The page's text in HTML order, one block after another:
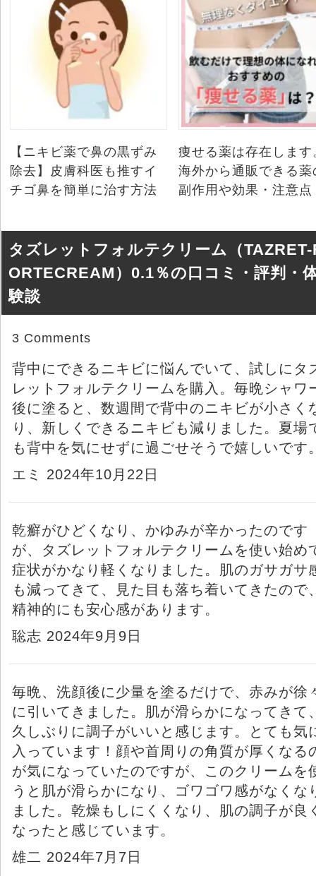
【ニキビ薬で鼻の黒ずみ
除去】皮膚科医も推すイ
チゴ鼻を簡単に治す方法
痩せる薬は存在します
海外から通販できる薬
副作用や効果・注意点
タズレットフォルテクリーム（TAZRET-
ORTECREAM）0.1％の口コミ・評判・
験談
3 Comments
背中にできるニキビに悩んでいて、試しにタ
レットフォルテクリームを購入。毎晩シャワ
後に塗ると、数週間で背中のニキビが小さく
り、新しくできるニキビも減りました。夏場
も背中を気にせずに過ごせそうで嬉しいです
エミ 2024年10月22日
乾癬がひどくなり、かゆみが辛かったのです
が、タズレットフォルテクリームを使い始め
症状がかなり軽くなりました。肌のガサガサ
も減ってきて、見た目も落ち着いてきたので
精神的にも安心感があります。
聡志 2024年9月9日
毎晩、洗顔後に少量を塗るだけで、赤みが徐
に引いてきました。肌が滑らかになってきて
久しぶりに調子がいいと感じます。とても気
入っています！顔や首周りの角質が厚くなる
が気になっていたのですが、このクリームを
うと肌が滑らかになり、ゴワゴワ感がなくな
ました。乾燥もしにくくなり、肌の調子が良
なったと感じています。
雄二 2024年7月7日